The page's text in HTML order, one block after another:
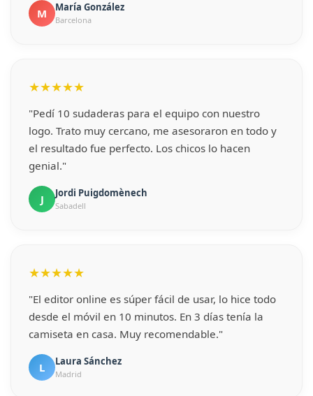
M María González
Barcelona
★★★★★
"Pedí 10 sudaderas para el equipo con nuestro
logo. Trato muy cercano, me asesoraron en todo y
el resultado fue perfecto. Los chicos lo hacen
genial."
J Jordi Puigdomènech
Sabadell
★★★★★
"El editor online es súper fácil de usar, lo hice todo
desde el móvil en 10 minutos. En 3 días tenía la
camiseta en casa. Muy recomendable."
L Laura Sánchez
Madrid